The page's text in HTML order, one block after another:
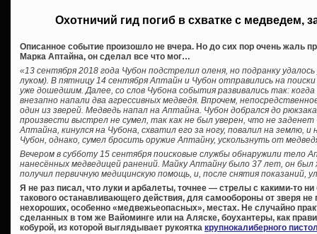
Охотничий гид погиб в схватке с медведем,
Описанное событие произошло не вчера. Но до сих пор очень жаль
Марка Аптайна, он сделал все что мог…
«13 сентября 2018 года Чубон подстрелил оленя, но подранку
луком). В пятницу 14 сентября Аптайн и Чубон отправились на
уже дошедшим. Далее, со слов Чубона события развивались так:
внезапно напали два агрессивных медведя. Впрочем,
один из зверей. Медведь напал на Аптайна. Чубон добрался до
произвести выстрел не сумел, так как не был уверен, что не заденет
Аптайна, кинулся на Чубона, схватил его за ногу, повалил на землю, и
Чубон, однако, сумел бросить оружие Аптайну, ускользнуть от
Вечером в субботу 15 сентября поисковые службы обнаружили тело
нанесённых медведицей ранений. Майку Аптайну было 37 лет, он
получил первичную медицинскую помощь, и, после снятия показаний,
Я не раз писал, что луки и арбалеты, точнее — стрелы с какими-то
такового останавливающего действия, для самообороны от зверя не
нехороших, особенно «медвежьеопасных», местах. Не случайно
сделанных в том же Вайоминге или на Аляске, боухантеры, как
кобурой, из которой выглядывает рукоятка крупнокалиберного